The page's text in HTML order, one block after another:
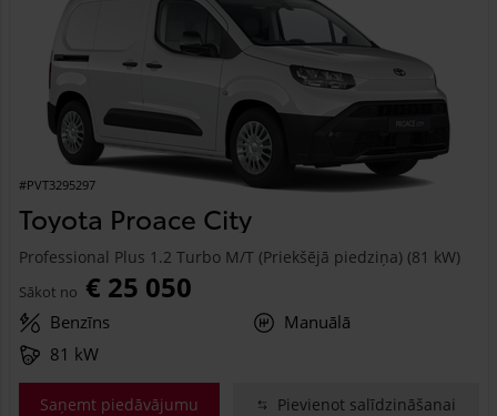
#PVT3295297
Toyota Proace City
Professional Plus 1.2 Turbo M/T (Priekšējā piedziņa) (81 kW)
Sākot no € 25 050
Benzīns
Manuālā
81 kW
Saņemt piedāvājumu Pievienot salīdzināšanai